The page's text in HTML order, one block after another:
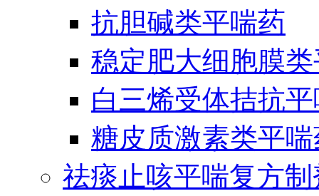
抗胆碱类平喘药
稳定肥大细胞膜
白三烯受体拮抗
糖皮质激素类平
祛痰止咳平喘复方制